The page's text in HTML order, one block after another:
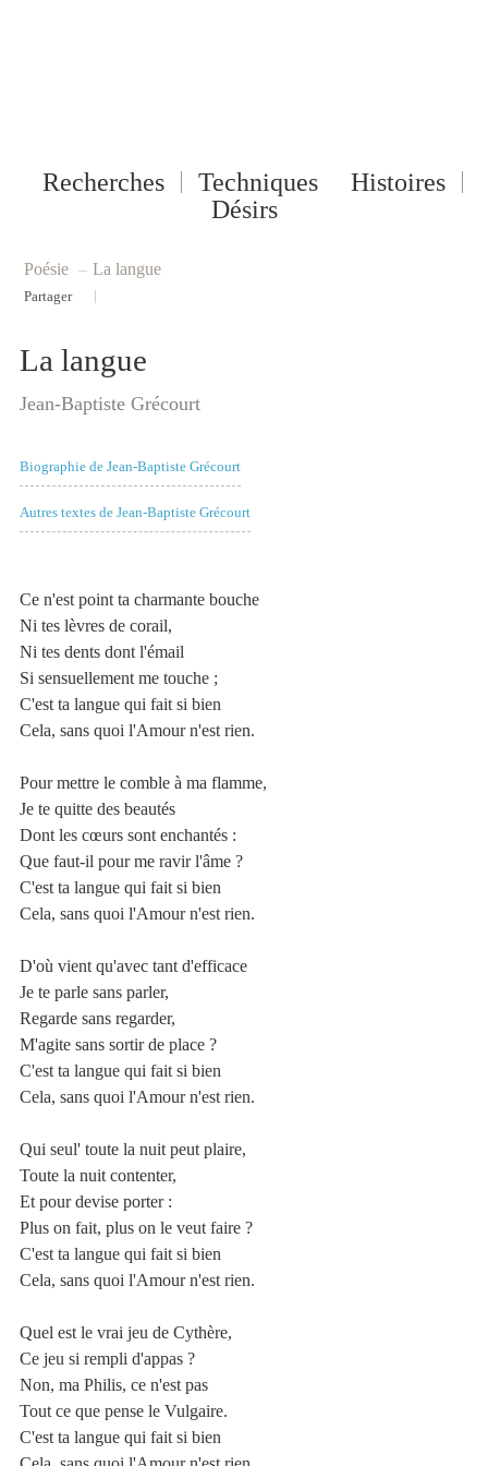
Recherches Techniques
Histoires
Désirs
Poésie – La langue
Partager
La langue
Jean-Baptiste Grécourt
Biographie de Jean-Baptiste Grécourt
Autres textes de Jean-Baptiste Grécourt
Ce n'est point ta charmante bouche
Ni tes lèvres de corail,
Ni tes dents dont l'émail
Si sensuellement me touche ;
C'est ta langue qui fait si bien
Cela, sans quoi l'Amour n'est rien.
Pour mettre le comble à ma flamme,
Je te quitte des beautés
Dont les cœurs sont enchantés :
Que faut-il pour me ravir l'âme ?
C'est ta langue qui fait si bien
Cela, sans quoi l'Amour n'est rien.
D'où vient qu'avec tant d'efficace
Je te parle sans parler,
Regarde sans regarder,
M'agite sans sortir de place ?
C'est ta langue qui fait si bien
Cela, sans quoi l'Amour n'est rien.
Qui seul' toute la nuit peut plaire,
Toute la nuit contenter,
Et pour devise porter :
Plus on fait, plus on le veut faire ?
C'est ta langue qui fait si bien
Cela, sans quoi l'Amour n'est rien.
Quel est le vrai jeu de Cythère,
Ce jeu si rempli d'appas ?
Non, ma Philis, ce n'est pas
Tout ce que pense le Vulgaire.
C'est ta langue qui fait si bien